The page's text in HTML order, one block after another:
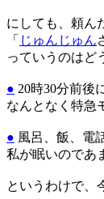
にしても、頼ん
「 じゅんじゅん
っていうのはど
● 20時30分前後
なんとなく特急
● 風呂、飯、電
私が眠いのであ
というわけで